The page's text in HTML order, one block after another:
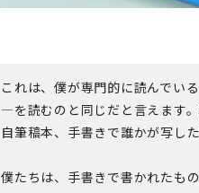
これは、僕が専門的に読んでい
―を読むのと同じだと言えます
自筆稿本、手書きで誰かが写し
僕たちは、手書きで書かれたも